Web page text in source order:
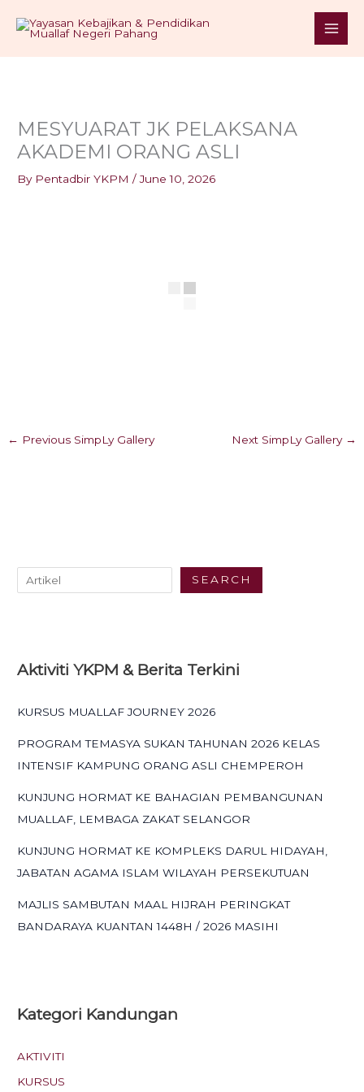
MESYUARAT JK PELAKSANA
AKADEMI ORANG ASLI
By Pentadbir YKPM/June 10, 2026
← Previous SimpLy Gallery Next SimpLy Gallery →
e
h
SEARCH
Aktiviti YKPM & Berita Terkini
KURSUS MUALLAF JOURNEY 2026
PROGRAM TEMASYA SUKAN TAHUNAN 2026 KELAS
INTENSIF KAMPUNG ORANG ASLI CHEMPEROH
KUNJUNG HORMAT KE BAHAGIAN PEMBANGUNAN
MUALLAF, LEMBAGA ZAKAT SELANGOR
KUNJUNG HORMAT KE KOMPLEKS DARUL HIDAYAH,
JABATAN AGAMA ISLAM WILAYAH PERSEKUTUAN
MAJLIS SAMBUTAN MAAL HIJRAH PERINGKAT
BANDARAYA KUANTAN 1448H / 2026 MASIHI
Kategori Kandungan
AKTIVITI
KURSUS